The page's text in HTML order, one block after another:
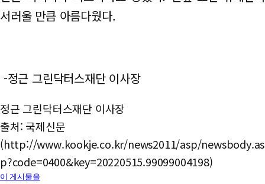
서러울 만큼 아름다웠다.
-정근 그린닥터스재단 이사장
정근 그린닥터스재단 이사장
출처: 국제신문
(http://www.kookje.co.kr/news2011/asp/newsbody.as
p?code=0400&key=20220515.99099004198)
이 게시물을